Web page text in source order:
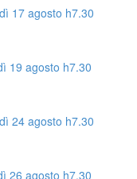
17 agosto h7.30
19 agosto h7.30
24 agosto h7.30
26 agosto h7.30